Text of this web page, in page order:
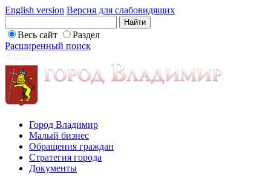
English version Версия для слабовидящих
Весь сайт
Раздел
Расширенный поиск
Город Владимир
Малый бизнес
Обращения граждан
Стратегия города
Документы